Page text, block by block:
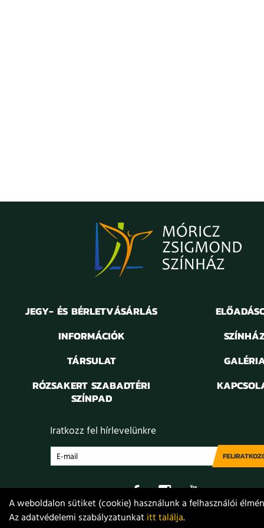
JEGY- ÉS BÉRLETVÁSÁRLÁS
INFORMÁCIÓK
TÁRSULAT
RÓZSAKERT SZABADTÉRI
SZÍNPAD
Iratkozz fel hírlevelünkre
Adatvédelem Jogi nyilatkozat Projektek
A weboldalon sütiket (cookie) használunk a felhasználói
Az adatvédelemi szabályzatunkatitt találja.